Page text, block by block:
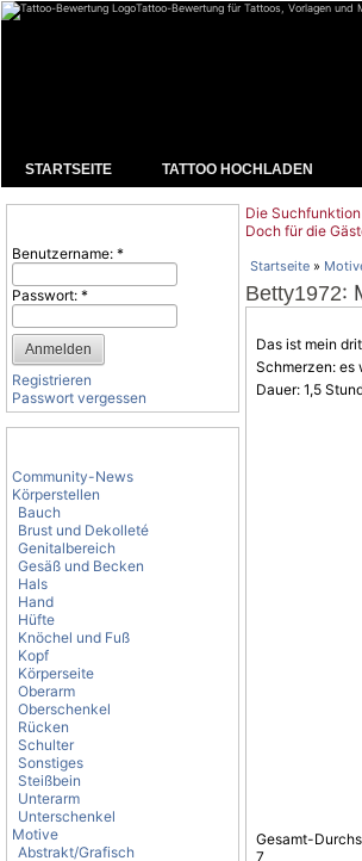
Tattoo-Bewertung für Tattoos, Vorlagen und
STARTSEITE TATTOO HOCHLADEN
Benutzername: *
Passwort: *
Registrieren
Passwort vergessen
Community-News
Körperstellen
Bauch
Brust und Dekolleté
Genitalbereich
Gesäß und Becken
Hals
Hand
Hüfte
Knöchel und Fuß
Kopf
Körperseite
Oberarm
Oberschenkel
Rücken
Schulter
Sonstiges
Steißbein
Unterarm
Unterschenkel
Motive
Abstrakt/Grafisch
Die
Doch für die
Startseite »
Betty1972:
Das ist mein
Schmerzen: es
Dauer: 1,5
Gesamt-
7